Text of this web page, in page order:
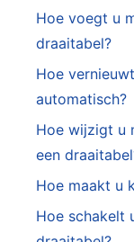
Hoe voegt u
draaitabel?
Hoe
automatisch?
Hoe wijzigt u
een
Hoe maakt u
Hoe schakelt